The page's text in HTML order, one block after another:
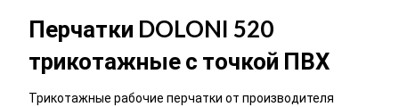
Перчатки DOLONI 520
трикотажные с точкой ПВХ
Трикотажные рабочие перчатки от производителя